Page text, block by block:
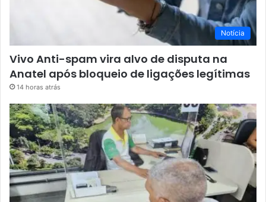
Notícia
Vivo Anti-spam vira alvo de disputa na
Anatel após bloqueio de ligações legítimas
14 horas atrás